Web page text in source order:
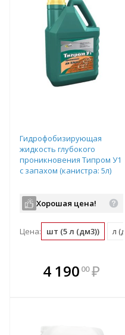
Гидрофобизирующая
жидкость глубокого
проникновения Типром У1
с запахом (канистра: 5л)
Хорошая цена!
Цена: шт (5 л (дм3)) л
4 190 00 ₽
В комплекте
всегда